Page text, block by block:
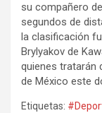
su compañero
segundos de
la clasificación
Brylyakov de
quienes tratarán
de México este
Etiquetas: